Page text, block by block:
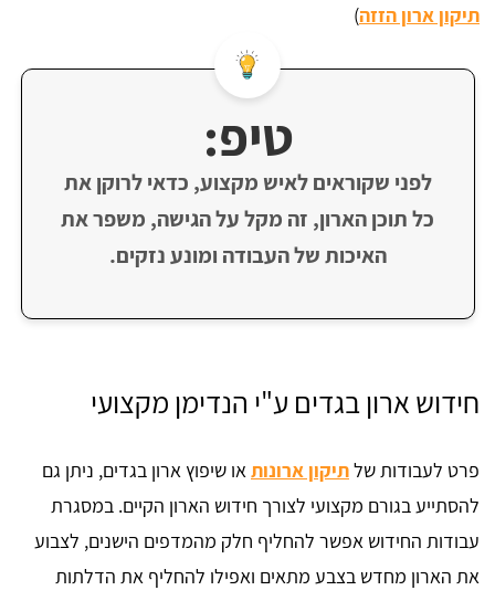
תיקון ארון הזזה)
טיפ:
לפני שקוראים לאיש מקצוע, כדאי לרוקן את
כל תוכן הארון, זה מקל על הגישה, משפר את
האיכות של העבודה ומונע נזקים.
חידוש ארון בגדים ע"י הנדימן מקצועי
פרט לעבודות שלתיקון ארונותאו שיפוץ ארון בגדים, ניתן גם
להסתייע בגורם מקצועי לצורך חידוש הארון הקיים. במסגרת
עבודות החידוש אפשר להחליף חלק מהמדפים הישנים, לצבוע
את הארון מחדש בצבע מתאים ואפילו להחליף את הדלתות